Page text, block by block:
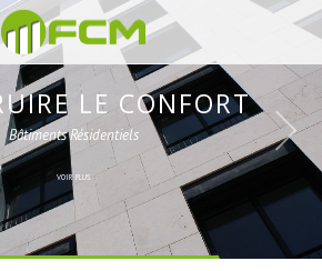
LE CONFORT
Bâtiments Résidentiels
VOIR PLUS